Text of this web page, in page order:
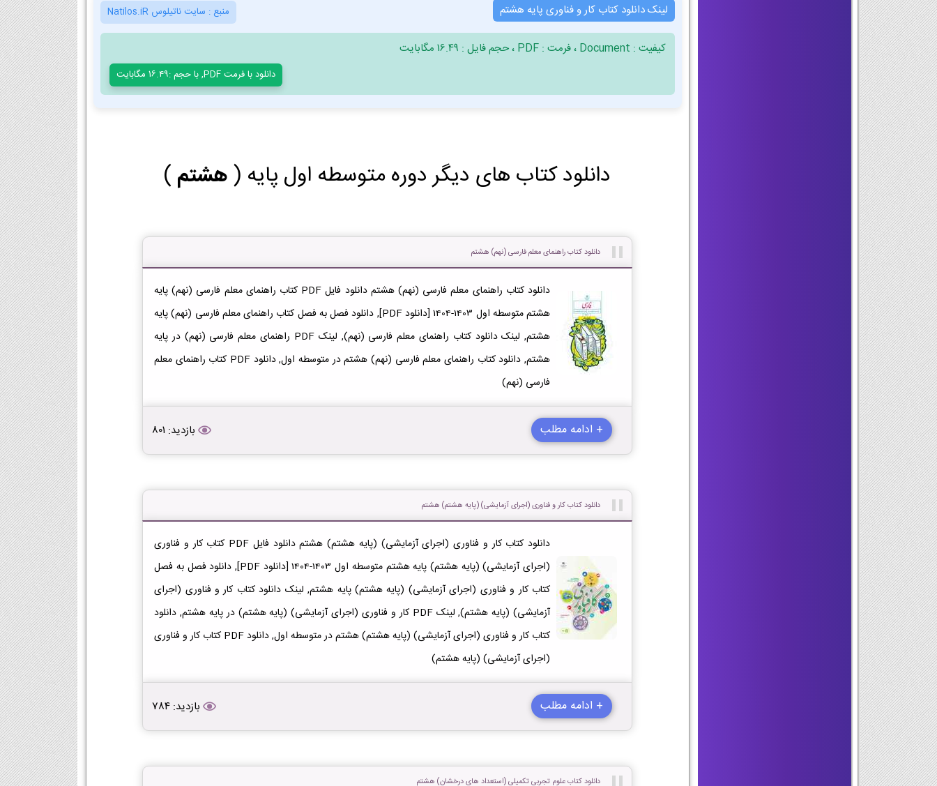
لینک دانلود کتاب کار و فناوری پایه هشتم منبع : سایت ناتیلوس Natilos.iR
کیفیت : Document ، فرمت : PDF ، حجم فایل : 16.49 مگابایت
دانلود با فرمت PDF, با حجم :16.49 مگابایت
دانلود کتاب های دیگر دوره متوسطه اول پایه (هشتم )
دانلود کتاب راهنمای معلم فارسی (نهم) هشتم
دانلود کتاب راهنمای معلم فارسی (نهم) هشتم دانلود فایل PDF کتاب راهنمای معلم فارسی (نهم) پایه
هشتم متوسطه اول 1403-1404 [دانلود PDF], دانلود فصل به فصل کتاب راهنمای معلم فارسی (نهم) پایه
هشتم, لینک دانلود کتاب راهنمای معلم فارسی (نهم), لینک PDF راهنمای معلم فارسی (نهم) در پایه
هشتم, دانلود کتاب راهنمای معلم فارسی (نهم) هشتم در متوسطه اول, دانلود PDF کتاب راهنمای معلم
فارسی (نهم)
+ ادامه مطلب بازدید: 801
دانلود کتاب کار و فناوری (اجرای آزمایشی) (پایه هشتم) هشتم
دانلود کتاب کار و فناوری (اجرای آزمایشی) (پایه هشتم) هشتم دانلود فایل PDF کتاب کار و فناوری
(اجرای آزمایشی) (پایه هشتم) پایه هشتم متوسطه اول 1403-1404 [دانلود PDF], دانلود فصل به فصل
کتاب کار و فناوری (اجرای آزمایشی) (پایه هشتم) پایه هشتم, لینک دانلود کتاب کار و فناوری (اجرای
آزمایشی) (پایه هشتم), لینک PDF کار و فناوری (اجرای آزمایشی) (پایه هشتم) در پایه هشتم, دانلود
کتاب کار و فناوری (اجرای آزمایشی) (پایه هشتم) هشتم در متوسطه اول, دانلود PDF کتاب کار و فناوری
(اجرای آزمایشی) (پایه هشتم)
+ ادامه مطلب بازدید: 784
دانلود کتاب علوم تجربی تکمیلی (استعداد های درخشان) هشتم